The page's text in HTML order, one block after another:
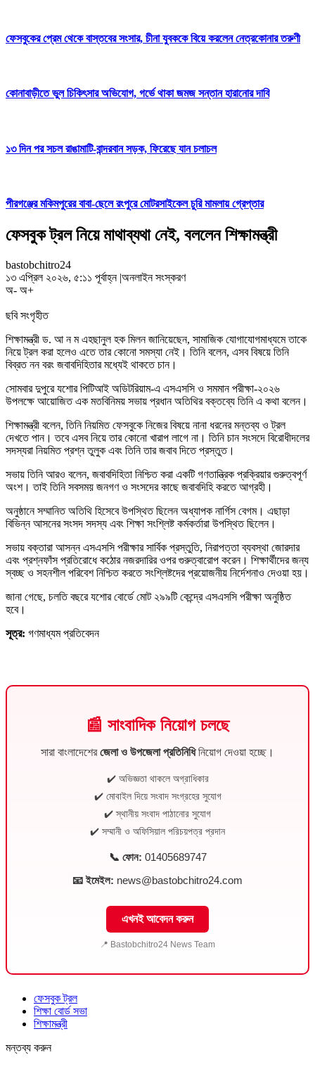
ফেসবুকের প্রেম থেকে বাস্তবের সংসার, চীনা যুবককে বিয়ে করলেন নেত্রকোনার তরুণী
কোনাবাড়ীতে ভুল চিকিৎসার অভিযোগ, গর্ভে থাকা জমজ সন্তান হারানোর দাবি
১৩ দিন পর সচল রাঙামাটি-বান্দরবান সড়ক, ফিরেছে যান চলাচল
পীরগঞ্জের মকিমপুরের বাবা-ছেলে রংপুরে মোটরসাইকেল চুরি মামলায় গ্রেপ্তার
ফেসবুক ট্রল নিয়ে মাথাব্যথা নেই, বললেন শিক্ষামন্ত্রী
bastobchitro24
১৩ এপ্রিল ২০২৬, ৫:১১ পূর্বাহ্ন |অনলাইন সংস্করণ
অ- অ+
ছবি সংগৃহীত
শিক্ষামন্ত্রী ড. আ ন ম এহছানুল হক মিলনজানিয়েছেন, সামাজিক যোগাযোগমাধ্যমে তাকে
নিয়ে ট্রল করা হলেও এতে তার কোনো সমস্যা নেই। তিনি বলেন, এসব বিষয়ে তিনি
বিব্রত নন বরং জবাবদিহিতার মধ্যেই থাকতে চান।
সোমবার দুপুরেযশোর পিটিআই অডিটরিয়াম-এ এসএসসি ও সমমান পরীক্ষা-২০২৬
উপলক্ষে আয়োজিত এক মতবিনিময় সভায় প্রধান অতিথির বক্তব্যে তিনি এ কথা বলেন।
শিক্ষামন্ত্রী বলেন, তিনি নিয়মিত ফেসবুকে নিজের বিষয়ে নানা ধরনের মন্তব্য ও ট্রল
দেখতে পান। তবে এসব নিয়ে তার কোনো খারাপ লাগে না। তিনি চান সংসদে বিরোধীদলের
সদস্যরা নিয়মিত প্রশ্ন তুলুক এবং তিনি তার জবাব দিতে প্রস্তুত।
সভায় তিনি আরও বলেন, জবাবদিহিতা নিশ্চিত করা একটি গণতান্ত্রিক প্রক্রিয়ার গুরুত্বপূর্ণ
অংশ। তাই তিনি সবসময় জনগণ ও সংসদের কাছে জবাবদিহি করতে আগ্রহী।
অনুষ্ঠানে সম্মানিত অতিথি হিসেবে উপস্থিত ছিলেনঅধ্যাপক নার্গিস বেগম। এছাড়া
বিভিন্ন আসনের সংসদ সদস্য এবং শিক্ষা সংশ্লিষ্ট কর্মকর্তারা উপস্থিত ছিলেন।
সভায় বক্তারা আসন্ন এসএসসি পরীক্ষার সার্বিক প্রস্তুতি, নিরাপত্তা ব্যবস্থা জোরদার
এবং প্রশ্নফাঁস প্রতিরোধে কঠোর নজরদারির ওপর গুরুত্বারোপ করেন। শিক্ষার্থীদের জন্য
স্বচ্ছ ও সহনশীল পরিবেশ নিশ্চিত করতে সংশ্লিষ্টদের প্রয়োজনীয় নির্দেশনাও দেওয়া হয়।
জানা গেছে, চলতি বছরে যশোর বোর্ডে মোট ২৯৯টি কেন্দ্রে এসএসসি পরীক্ষা অনুষ্ঠিত
হবে।
সূত্র: গণমাধ্যম প্রতিবেদন
📰 সাংবাদিক নিয়োগ চলছে
সারা বাংলাদেশেরজেলা ও উপজেলা প্রতিনিধিনিয়োগ দেওয়া হচ্ছে।
✔️ অভিজ্ঞতা থাকলে অগ্রাধিকার
✔️ মোবাইল দিয়ে সংবাদ সংগ্রহের সুযোগ
✔️ স্থানীয় সংবাদ পাঠানোর সুযোগ
✔️ সম্মানী ও অফিসিয়াল পরিচয়পত্র প্রদান
📞 ফোন: 01405689747
📧 ইমেইল: news@bastobchitro24.com
এখনই আবেদন করুন
📍 Bastobchitro24 News Team
ফেসবুক ট্রল
শিক্ষা বোর্ড সভা
শিক্ষামন্ত্রী
মন্তব্য করুন